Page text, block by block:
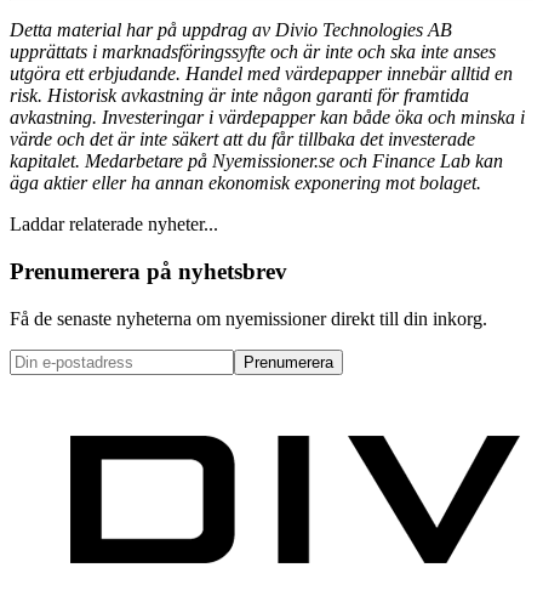
Detta material har på uppdrag av Divio Technologies AB
upprättats i marknadsföringssyfte och är inte och ska inte anses
utgöra ett erbjudande. Handel med värdepapper innebär alltid en
risk. Historisk avkastning är inte någon garanti för framtida
avkastning. Investeringar i värdepapper kan både öka och minska i
värde och det är inte säkert att du får tillbaka det investerade
kapitalet. Medarbetare på Nyemissioner.se och Finance Lab kan
äga aktier eller ha annan ekonomisk exponering mot bolaget.
Laddar relaterade nyheter...
Prenumerera på nyhetsbrev
Få de senaste nyheterna om nyemissioner direkt till din inkorg.
Prenumerera